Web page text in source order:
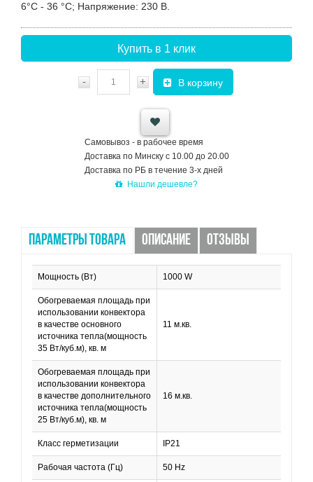
6°С - 36 °С; Напряжение: 230 В.
Купить в 1 клик
- + В корзину
Самовывоз - в рабочее время
Доставка по Минску с 10.00 до 20.00
Доставка по РБ в течение 3-х дней
Нашли дешевле?
ПАРАМЕТРЫ ТОВАРА ОПИСАНИЕ ОТЗЫВЫ
Мощность (Вт) 1000 W
Обогреваемая площадь при
использовании конвектора
в качестве основного
источника тепла(мощность
35 Вт/куб.м), кв. м
11 м.кв.
Обогреваемая площадь при
использовании конвектора
в качестве дополнительного
источника тепла(мощность
25 Вт/куб.м), кв. м
16 м.кв.
Класс герметизации IP21
Рабочая частота (Гц) 50 Hz